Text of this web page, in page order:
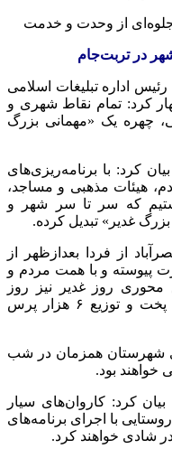
در تربت‌جام
اداره تبلیغات اسلامی
کرد: تمام نقاط شهری و
چهره یک «مهمانی بزرگ
کرد: با برنامه‌ریزی‌های
هیئات مذهبی و مساجد،
که سر تا سر شهر و
غدیر» تبدیل کرده.
از فردا بعدازظهر از
پیوسته و با همت مردم و
روز غدیر نیز روز
پنج‌شنبه در مصلی الغدیر تربت‌جام با پخت و توزیع ۶ هزار پرس
بر این، ۴۰ روستای شهرستان همزمان در شب
بود.
کرد: کاروان‌های سیار
شهری و روستایی با اجرای برنامه‌های
شادی خواهند کرد.